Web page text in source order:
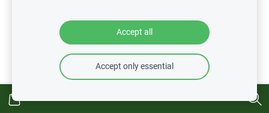
€72.12
Accept all
Accept only essential